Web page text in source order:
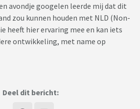
avondje googelen leerde mij dat dit
zou kunnen houden met NLD (Non-
heeft hier ervaring mee en kan iets
ontwikkeling, met name op
Deel dit bericht: